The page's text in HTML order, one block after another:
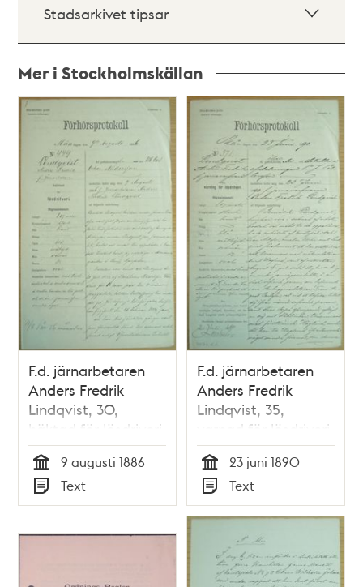
Stadsarkivet tipsar
Mer i Stockholmskällan
Relaterade
teman
F.d. järnarbetaren
Anders Fredrik
Lindqvist, 30,
häktad för lösdriveri
9 augusti 1886 -
polisförhör
Tid
9 augusti 1886
Typ
Text
F.d. järnarbetaren
Anders Fredrik
Lindqvist, 35,
varnad för lösdriveri
23 juni 1890 -
polisförhör
Tid
23 juni 1890
Typ
Text